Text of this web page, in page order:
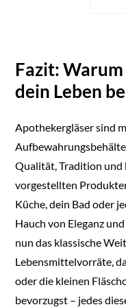
Fazit:
dein Leben
Apothekergläser sind
Qualität, Tradition und
vorgestellten
Küche, dein Bad oder
Hauch von Eleganz
nun das klassische
Lebensmittelvorräte,
oder die kleinen
bevorzugst – jedes